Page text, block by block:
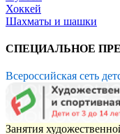
Хоккей
Шахматы и шашки
СПЕЦИАЛЬНОЕ
Всероссийская сеть
Занятия